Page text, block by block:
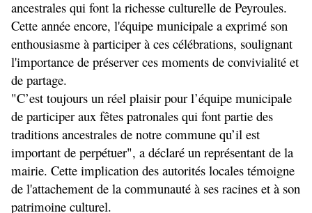
ancestrales qui font la richesse culturelle de Peyroules.
Cette année encore, l'équipe municipale a exprimé son
enthousiasme à participer à ces célébrations, soulignant
l'importance de préserver ces moments de convivialité et
de partage.
"C’est toujours un réel plaisir pour l’équipe municipale
de participer aux fêtes patronales qui font partie des
traditions ancestrales de notre commune qu’il est
important de perpétuer", a déclaré un représentant de la
mairie. Cette implication des autorités locales témoigne
de l'attachement de la communauté à ses racines et à son
patrimoine culturel.